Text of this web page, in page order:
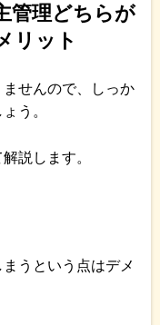
管理どちらが
リット
せんので、しっか
う。
説します。
うという点はデメ